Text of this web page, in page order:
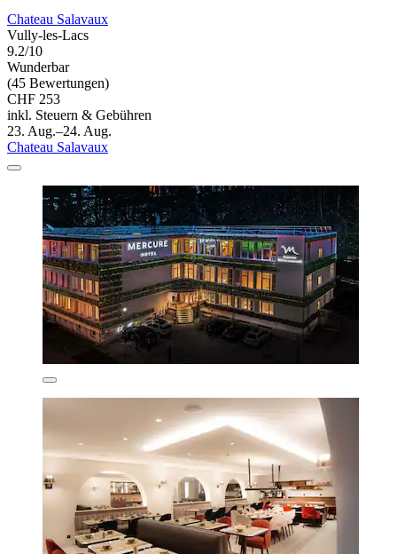
Chateau Salavaux
Vully-les-Lacs
9.2/10
Wunderbar
(45 Bewertungen)
CHF 253
inkl. Steuern & Gebühren
23. Aug.–24. Aug.
Chateau Salavaux